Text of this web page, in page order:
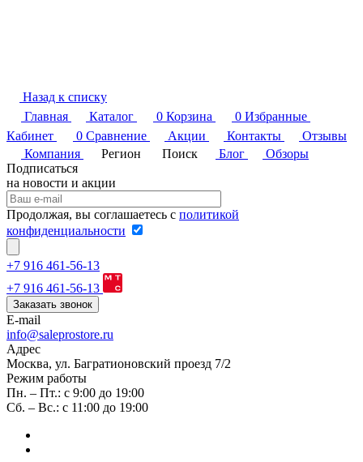
Назад к списку
Главная
Каталог 0 Корзина 0 Избранные
Кабинет
0 Сравнение Акции Контакты
Отзывы
Компания
Регион Поиск Блог
Обзоры
Подписаться
на новости и акции
Продолжая, вы соглашаетесь с политикой
конфиденциальности
+7 916 461-56-13
+7 916 461-56-13
Заказать звонок
E-mail
info@saleprostore.ru
Адрес
Москва, ул. Багратионовский проезд 7/2
Режим работы
Пн. – Пт.: с 9:00 до 19:00
Сб. – Вс.: с 11:00 до 19:00